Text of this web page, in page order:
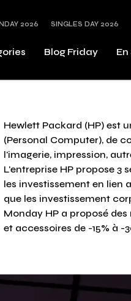
2026 SINGLES DAY 2026
Blog Friday En
Hewlett Packard (HP) est
(Personal Computer), de
l'imagerie, impression,
L'entreprise HP propose 3
les investissement en lien
que les investissement
Monday HP a proposé
et accessoires de -15% à -